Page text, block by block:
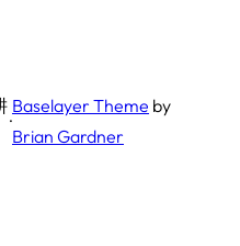
·
Baselayer Theme by
Brian Gardner